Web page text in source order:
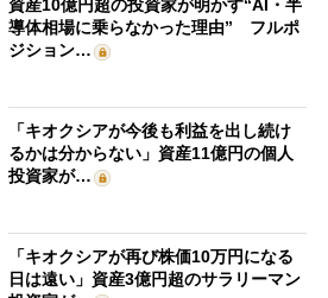
資産10億円超の投資家が明かす“AI・半
導体相場に乗らなかった理由” フルポ
ジション…
「キオクシアが今後も利益を出し続け
るかは分からない」資産11億円の個人
投資家が…
「キオクシアが再び株価10万円になる
日は遠い」資産3億円超のサラリーマン